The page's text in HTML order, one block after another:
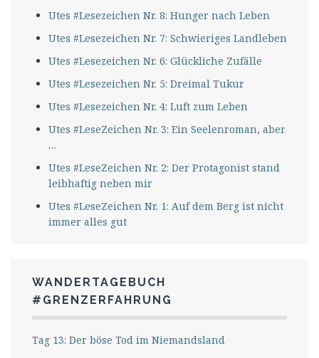
Utes #Lesezeichen Nr. 8: Hunger nach Leben
Utes #Lesezeichen Nr. 7: Schwieriges Landleben
Utes #Lesezeichen Nr. 6: Glückliche Zufälle
Utes #Lesezeichen Nr. 5: Dreimal Tukur
Utes #Lesezeichen Nr. 4: Luft zum Leben
Utes #LeseZeichen Nr. 3: Ein Seelenroman, aber
…
Utes #LeseZeichen Nr. 2: Der Protagonist stand
leibhaftig neben mir
Utes #LeseZeichen Nr. 1: Auf dem Berg ist nicht
immer alles gut
WANDERTAGEBUCH
#GRENZERFAHRUNG
Tag 13: Der böse Tod im Niemandsland